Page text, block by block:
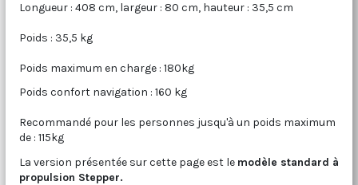
Longueur : 408 cm, largeur : 80 cm, hauteur : 35,5 cm
Poids : 35,5 kg
Poids maximum en charge : 180kg
Poids confort navigation : 160 kg
Recommandé pour les personnes jusqu'à un poids maximum
de : 115kg
La version présentée sur cette page est le modèle standard à
propulsion Stepper.